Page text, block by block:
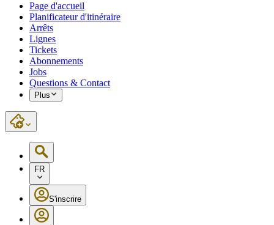
Page d'accueil
Planificateur d'itinéraire
Arrêts
Lignes
Tickets
Abonnements
Jobs
Questions & Contact
Plus
FR
S'inscrire